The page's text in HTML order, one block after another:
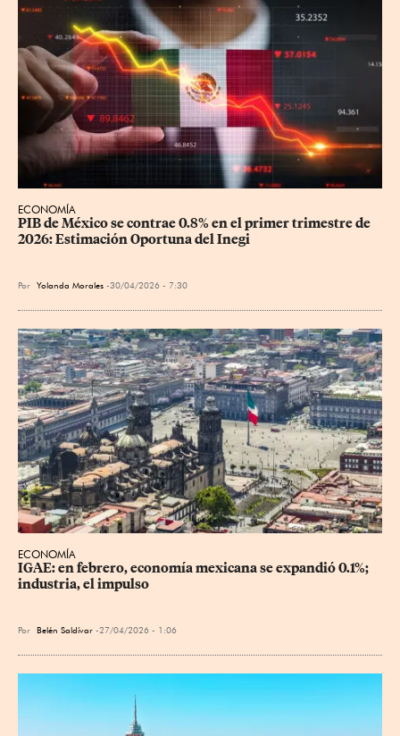
ECONOMÍA
PIB de México se contrae 0.8% en el primer trimestre de
2026: Estimación Oportuna del Inegi
Por Yolanda Morales 30/04/2026 - 7:30
ECONOMÍA
IGAE: en febrero, economía mexicana se expandió 0.1%;
industria, el impulso
Por Belén Saldívar 27/04/2026 - 1:06